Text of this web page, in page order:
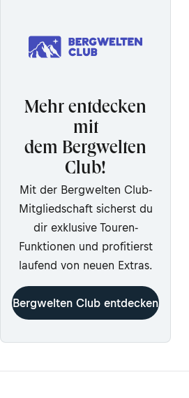
Mehr entdecken
mit
dem Bergwelten
Club!
Mit der Bergwelten Club-
Mitgliedschaft sicherst du
dir exklusive Touren-
Funktionen und profitierst
laufend von neuen Extras.
Bergwelten Club entdecken